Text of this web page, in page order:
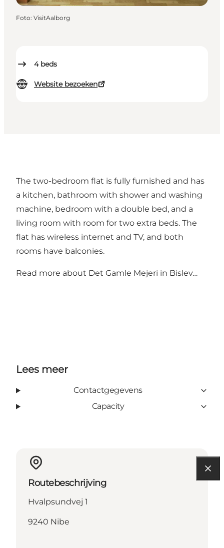
4 beds
Website bezoeken
Foto: VisitAalborg
The two-bedroom flat is fully furnished and has
a kitchen, bathroom with shower and washing
machine, bedroom with a double bed, and a
living room with room for two extra beds. The
flat has wireless internet and TV, and both
rooms have balconies.
Read more about Det Gamle Mejeri in Bislev…
Lees meer
Contactgegevens
Capacity
Routebeschrijving
Hvalpsundvej 1
9240 Nibe